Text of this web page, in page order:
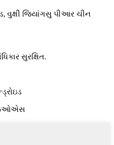
વુક્ષી જિયાંગસુ પીઆર ચીન
સુરક્ષિત.